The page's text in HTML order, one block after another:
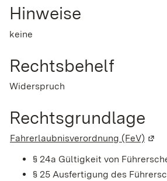
Hinweise
keine
Rechtsbehelf
Widerspruch
Rechtsgrundlage
Fahrerlaubnisverordnung (FeV)
§ 24a Gültigkeit von
§ 25 Ausfertigung des